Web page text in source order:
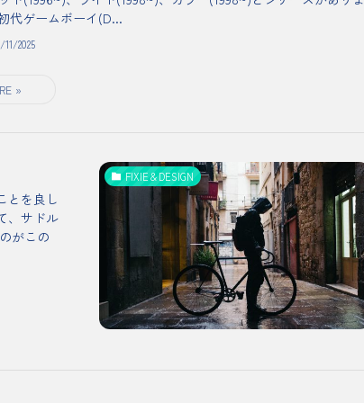
代ゲームボーイ(D...
2025
FIXIE＆DESIGN
とを良し
、サドル
がこの